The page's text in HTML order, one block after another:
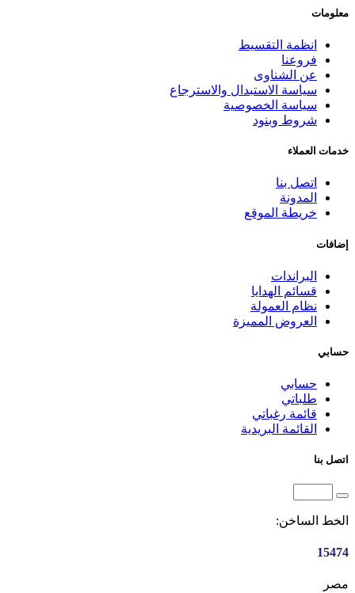
معلومات
انظمة التقسيط
فروعنا
عن الشناوى
سياسة الاستبدال والاسترجاع
سياسة الخصوصية
شروط وبنود
خدمات العملاء
اتصل بنا
المدونة
خريطة الموقع
إضافات
البراندات
قسائم الهدايا
نظام العمولة
العروض المميزة
حسابي
حسابي
طلباتي
قائمة رغباتي
القائمة البريدية
اتصل بنا
الخط الساخن:
15474
مصر